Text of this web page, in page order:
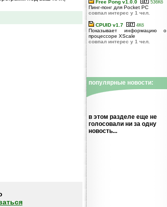
Free Pong v1.0.0 536Кб
Пинг-понг для Pocket PC
совпал интерес у 1 чел.
CPUID v1.7 4Кб
Показывает информацию о
процессоре XScale
совпал интерес у 1 чел.
популярные новости:
в этом разделе еще не
голосовали ни за одну
новость...